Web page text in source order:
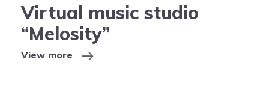
Virtual music studio
“Melosity”
View more